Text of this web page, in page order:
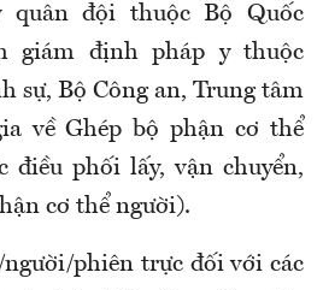
quân đội thuộc Bộ Quốc
giám định pháp y thuộc
sự, Bộ Công an, Trung tâm
về Ghép bộ phận cơ thể
điều phối lấy, vận chuyển,
cơ thể người).
người/phiên trực đối với các